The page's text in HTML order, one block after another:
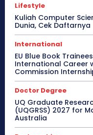
Lifestyle
Kuliah Computer
Dunia, Cek Daftarnya
International
EU Blue Book
International Career
Commission
Doctor Degree
UQ Graduate
(UQGRSS) 2027 for
Australia